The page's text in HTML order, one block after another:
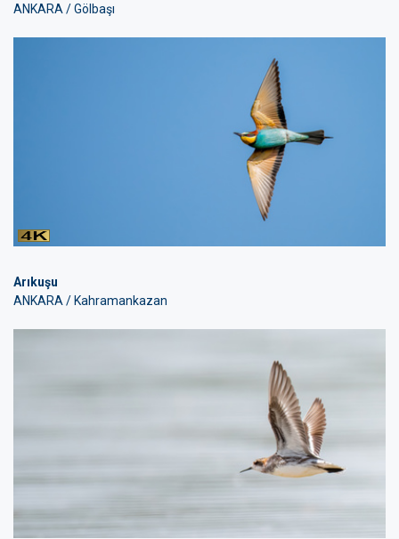
ANKARA / Gölbaşı
Arıkuşu
ANKARA / Kahramankazan